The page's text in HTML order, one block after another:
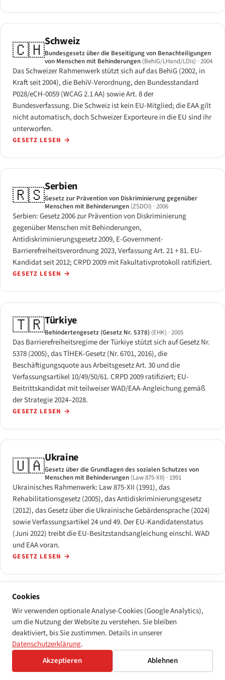
🇨🇭Schweiz
Bundesgesetz über die Beseitigung von Benachteiligungen
von Menschen mit Behinderungen (BehiG/LHand/LDis) · 2004
Das Schweizer Rahmenwerk stützt sich auf das BehiG (2002, in
Kraft seit 2004), die BehiV-Verordnung, den Bundesstandard
P028/eCH-0059 (WCAG 2.1 AA) sowie Art. 8 der
Bundesverfassung. Die Schweiz ist kein EU-Mitglied; die EAA gilt
nicht automatisch, doch Schweizer Exporteure in die EU sind ihr
unterworfen.
GESETZ LESEN →
🇷🇸Serbien
Gesetz zur Prävention von Diskriminierung gegenüber
Menschen mit Behinderungen (ZSDOI) · 2006
Serbien: Gesetz 2006 zur Prävention von Diskriminierung
gegenüber Menschen mit Behinderungen,
Antidiskriminierungsgesetz 2009, E-Government-
Barrierefreiheitsverordnung 2023, Verfassung Art. 21 + 81. EU-
Kandidat seit 2012; CRPD 2009 mit Fakultativprotokoll ratifiziert.
GESETZ LESEN →
🇹🇷Türkiye
Behindertengesetz (Gesetz Nr. 5378) (EHK) · 2005
Das Barrierefreiheitsregime der Türkiye stützt sich auf Gesetz Nr.
5378 (2005), das TİHEK-Gesetz (Nr. 6701, 2016), die
Beschäftigungsquote aus Arbeitsgesetz Art. 30 und die
Verfassungsartikel 10/49/50/61. CRPD 2009 ratifiziert; EU-
Beitrittskandidat mit teilweiser WAD/EAA-Angleichung gemäß
der Strategie 2024–2028.
GESETZ LESEN →
🇺🇦Ukraine
Gesetz über die Grundlagen des sozialen Schutzes von
Menschen mit Behinderungen (Law 875-XII) · 1991
Ukrainisches Rahmenwerk: Law 875-XII (1991), das
Rehabilitationsgesetz (2005), das Antidiskriminierungsgesetz
(2012), das Gesetz über die Ukrainische Gebärdensprache (2024)
sowie Verfassungsartikel 24 und 49. Der EU-Kandidatenstatus
(Juni 2022) treibt die EU-Besitzstandsangleichung einschl. WAD
und EAA voran.
GESETZ LESEN →
🇬🇧Equality Act (EA 2010)· 2010
Zwei Säulen auf einem Vertragsfundament: der Equality Act
2010 (Pflichten zu angemessenen Vorkehrungen für Privatsektor
und Arbeitgeber) und PSBAR 2018 (öffentlicher Sektor, WCAG 2.1
AA). Nordirland folgt einem eigenen Regime; der European
Accessibility Act gilt nicht in Großbritannien.
Cookies
Wir verwenden optionale Analyse-Cookies (Google Analytics),
um die Nutzung der Website zu verstehen. Sie bleiben
deaktiviert, bis Sie zustimmen. Details in unserer
Datenschutzerklärung.
Akzeptieren
Ablehnen